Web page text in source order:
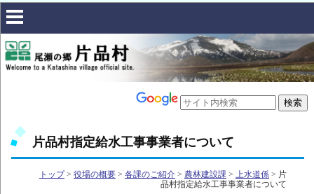
片品村指定給水工事事業者について
トップ> 役場の概要 > 各課のご紹介 > 農林建設課 > 上水道係 > 片
品村指定給水工事事業者について